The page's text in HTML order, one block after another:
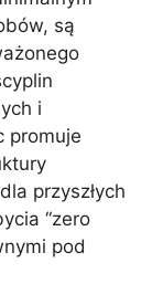
są
i
promuje
przyszłych
“zero
pod